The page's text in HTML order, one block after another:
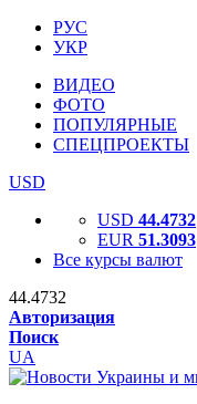
РУС
УКР
ВИДЕО
ФОТО
ПОПУЛЯРНЫЕ
СПЕЦПРОЕКТЫ
USD
USD 44.4732
EUR 51.3093
Все курсы валют
44.4732
Авторизация
Поиск
UA